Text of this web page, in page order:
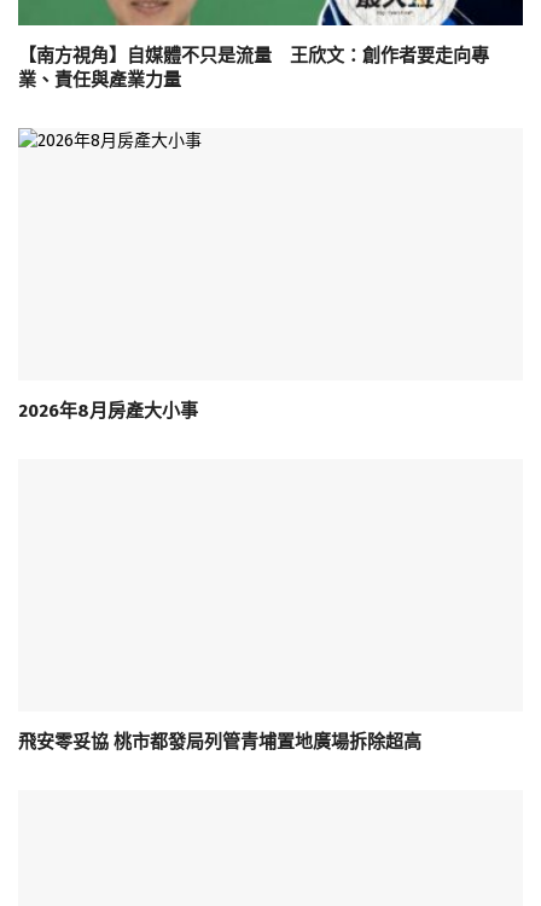
【南方視角】自媒體不只是流量 王欣文：創作者要走向專
業、責任與產業力量
2026年8月房產大小事
飛安零妥協 桃市都發局列管青埔置地廣場拆除超高